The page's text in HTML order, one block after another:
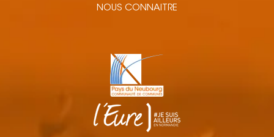
NOUS CONNAITRE